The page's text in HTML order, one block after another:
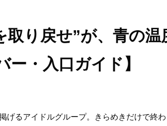
取り戻せ”が、青の温
ー・入口ガイド】
げるアイドルグループ。きらめきだけで終